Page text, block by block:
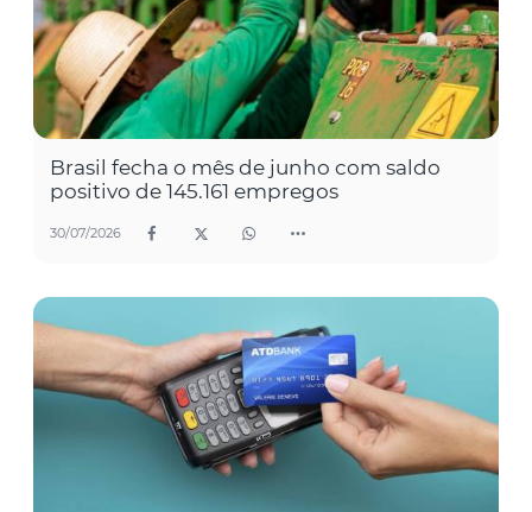
Brasil fecha o mês de junho com saldo
positivo de 145.161 empregos
30/07/2026